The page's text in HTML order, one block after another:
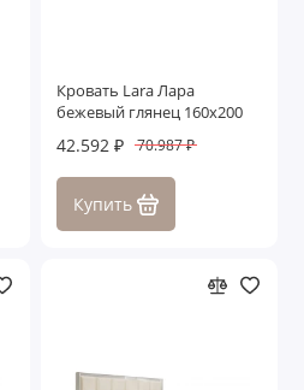
Кровать Lara Лара
бежевый глянец 160х200
42.592 ₽ 70.987 ₽
Купить